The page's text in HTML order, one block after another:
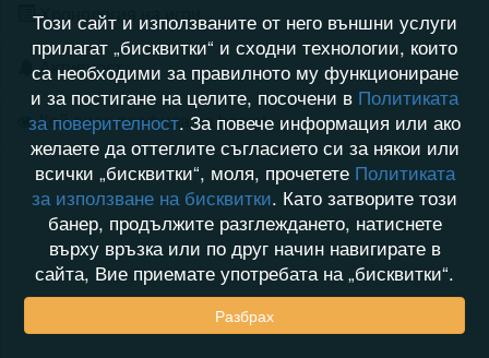
Хронология на игри
Активност
Кой видя профила на hasret
Този сайт и използваните от него външни услуги
прилагат „бисквитки“ и сходни технологии, които
са необходими за правилното му функциониране
и за постигане на целите, посочени в Политиката
за поверителност. За повече информация или ако
желаете да оттеглите съгласието си за някои или
всички „бисквитки“, моля, прочетете Политиката
за използване на бисквитки. Като затворите този
банер, продължите разглеждането, натиснете
върху връзка или по друг начин навигирате в
сайта, Вие приемате употребата на „бисквитки“.
Разбрах